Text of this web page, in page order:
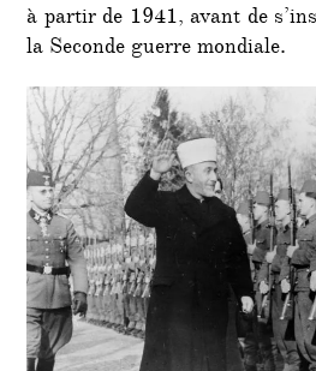
à partir de 1941, avant de
la Seconde guerre mondiale.